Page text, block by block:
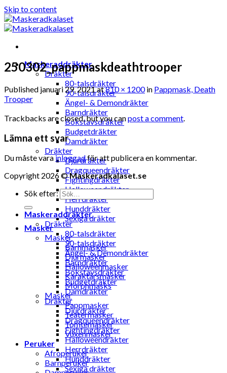
Skip to content
Maskeraddräkter
Dräkter
80-talsdräkter
90-talsdräkter
Ängel- & Demondräkter
Barndräkter
Bokstavsdräkter
Budgetdräkter
Damdräkter
Dräkter
Djurdräkter
Dragqueendräkter
Fightingdräkter
Halloweendräkter
Herrdräkter
Hunddräkter
Sexiga dräkter
Masker
Masker
Barnmasker
Djurmasker
Halloweenmasker
Karaktärsmasker
Morphmasks
Masker
Pappmasker
Teatermasker
Tomtemasker
Vuxenmasker
Peruker
Afroperuker
Barnperuker
250302_pappmaskdeathtrooper
Published januari 29, 2021at810 × 1200in Pappmask, Death
Trooper
Trackbacks are closed, but you canpost a comment.
Lämna ett svar
Du måste varainloggadför att publicera en kommentar.
Copyright 2026 ©Maskeradkalaset.se
Sök efter:
Maskeraddräkter
Dräkter
80-talsdräkter
90-talsdräkter
Ängel- & Demondräkter
Barndräkter
Bokstavsdräkter
Budgetdräkter
Damdräkter
Dräkter
Djurdräkter
Dragqueendräkter
Fightingdräkter
Halloweendräkter
Herrdräkter
Hunddräkter
Sexiga dräkter